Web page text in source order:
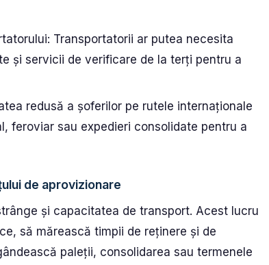
Transportatorii ar putea necesita
și servicii de verificare de la terți pentru a
redusă a șoferilor pe rutele internaționale
feroviar sau expedieri consolidate pentru a
de aprovizionare
și capacitatea de transport. Acest lucru
să mărească timpii de reținere și de
paleții, consolidarea sau termenele